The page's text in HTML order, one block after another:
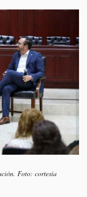
Foto: cortesía